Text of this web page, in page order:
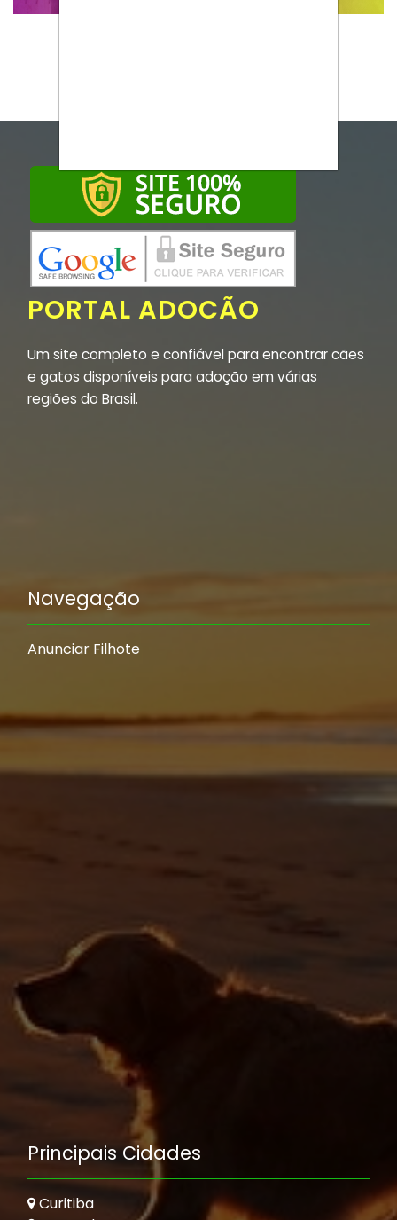
PORTAL ADOCÃO
Um site completo e confiável para encontrar cães
e gatos disponíveis para adoção em várias
regiões do Brasil.
Navegação
Anunciar Filhote
Principais Cidades
Curitiba